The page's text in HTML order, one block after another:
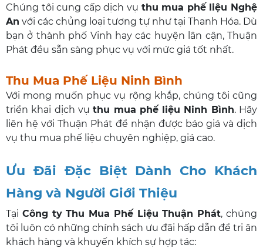
Chúng tôi cung cấp dịch vụ thu mua phế liệu Nghệ
An với các chủng loại tương tự như tại Thanh Hóa. Dù
bạn ở thành phố Vinh hay các huyện lân cận, Thuận
Phát đều sẵn sàng phục vụ với mức giá tốt nhất.
Thu Mua Phế Liệu Ninh Bình
Với mong muốn phục vụ rộng khắp, chúng tôi cũng
triển khai dịch vụthu mua phế liệu Ninh Bình. Hãy
liên hệ với Thuận Phát để nhận được báo giá và dịch
vụ thu mua phế liệu chuyên nghiệp, giá cao.
Ưu Đãi Đặc Biệt Dành Cho Khách
Hàng và Người Giới Thiệu
Tại Công ty Thu Mua Phế Liệu Thuận Phát, chúng
tôi luôn có những chính sách ưu đãi hấp dẫn để tri ân
khách hàng và khuyến khích sự hợp tác: